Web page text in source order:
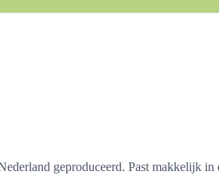
geproduceerd. Past makkelijk in